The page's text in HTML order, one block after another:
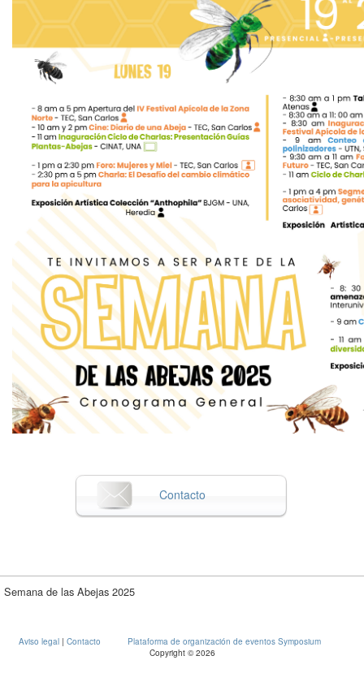
Contacto
Semana de las Abejas 2025
Aviso legal | Contacto
Plataforma de organización de eventos Symposium
Copyright © 2026